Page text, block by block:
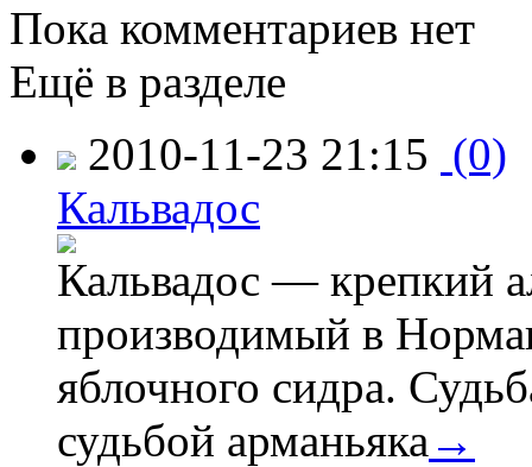
Пока комментариев нет
Ещё в разделе
2010-11-23 21:15 (0)
Кальвадос
Кальвадос — крепкий
производимый в
яблочного сидра.
судьбой арманьяка →